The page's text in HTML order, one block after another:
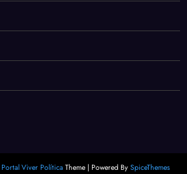
Portal Viver Política Theme | Powered By SpiceThemes